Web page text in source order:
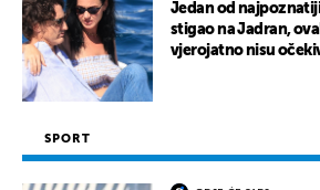
Jedan od
stigao na Jadran,
vjerojatno nisu
SPORT